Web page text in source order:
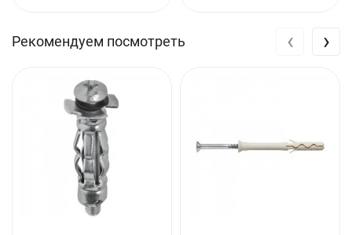
Рекомендуем посмотреть ‹ ›